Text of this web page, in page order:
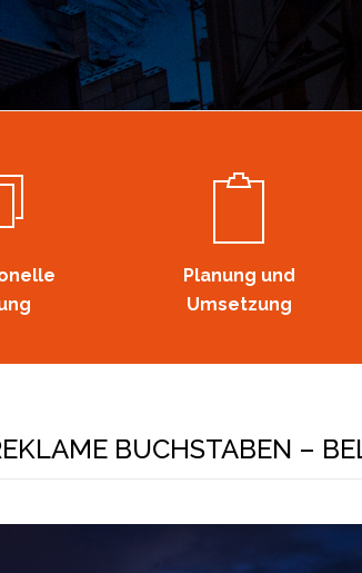
Planung und
Umsetzung
BUCHSTABEN –